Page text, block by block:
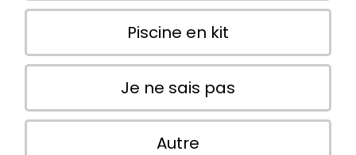
Piscine en kit
Je ne sais pas
Autre